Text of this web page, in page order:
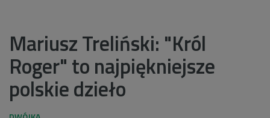
Mariusz Treliński: "Król
Roger" to najpiękniejsze
polskie dzieło